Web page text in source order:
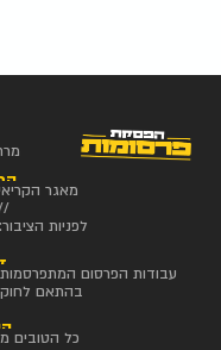
מאגר
לפניות הציבור:
עבודות הפרסום
בהתאם לחוק
כל הטובים